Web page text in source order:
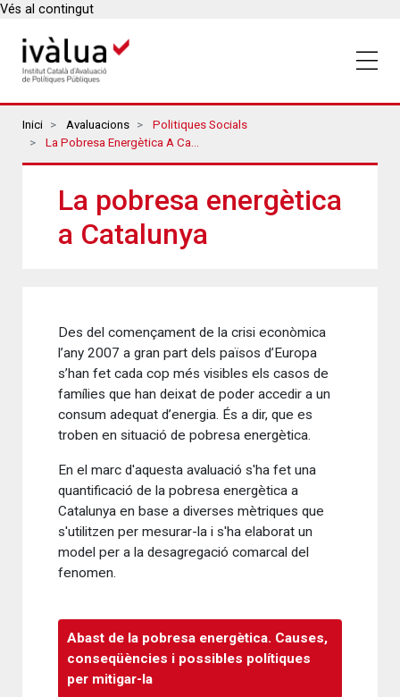
Vés al contingut
Breadcrumbs
Inici Avaluacions
Politiques Socials
La Pobresa Energètica A Catalunya
La pobresa energètica
a Catalunya
Des del començament de la crisi econòmica
l’any 2007 a gran part dels països d’Europa
s’han fet cada cop més visibles els casos de
famílies que han deixat de poder accedir a un
consum adequat d’energia. És a dir, que es
troben en situació de pobresa energètica.
En el marc d'aquesta avaluació s'ha fet una
quantificació de la pobresa energètica a
Catalunya en base a diverses mètriques que
s'utilitzen per mesurar-la i s'ha elaborat un
model per a la desagregació comarcal del
fenomen.
Abast de la pobresa energètica. Causes,
conseqüències i possibles polítiques
per mitigar-la